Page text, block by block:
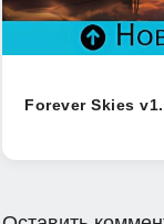
Forever Skies